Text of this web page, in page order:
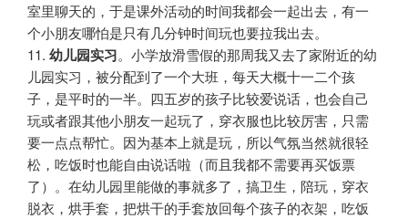
室里聊天的，于是课外活动的时间我都会一起出去，有一
个小朋友哪怕是只有几分钟时间玩也要拉我出去。
11. 幼儿园实习。小学放滑雪假的那周我又去了家附近的幼
儿园实习，被分配到了一个大班，每天大概十一二个孩
子，是平时的一半。四五岁的孩子比较爱说话，也会自己
玩或者跟其他小朋友一起玩了，穿衣服也比较厉害，只需
要一点点帮忙。因为基本上就是玩，所以气氛当然就很轻
松，吃饭时也能自由说话啦（而且我都不需要再买饭票
了）。在幼儿园里能做的事就多了，搞卫生，陪玩，穿衣
脱衣，烘手套，把烘干的手套放回每个孩子的衣架，吃饭